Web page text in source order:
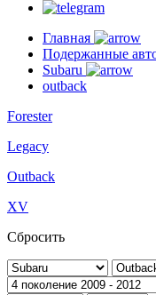
Главная
Подержанные
Subaru
outback
Forester
Legacy
Outback
XV
Сбросить